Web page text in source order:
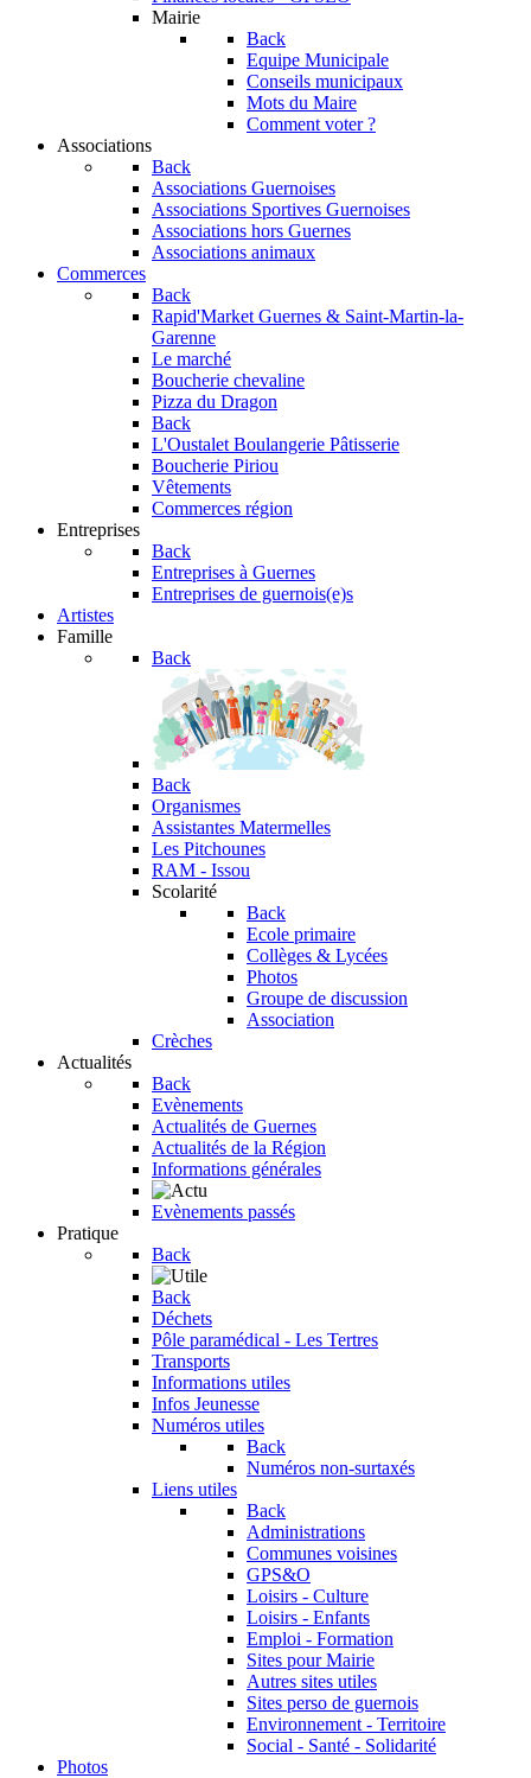
Mairie
Back
Equipe Municipale
Conseils municipaux
Mots du Maire
Comment voter ?
Associations
Back
Associations Guernoises
Associations Sportives Guernoises
Associations hors Guernes
Associations animaux
Commerces
Back
Rapid'Market Guernes & Saint-Martin-la-
Garenne
Le marché
Boucherie chevaline
Pizza du Dragon
Back
L'Oustalet Boulangerie Pâtisserie
Boucherie Piriou
Vêtements
Commerces région
Entreprises
Back
Entreprises à Guernes
Entreprises de guernois(e)s
Artistes
Famille
Back
Back
Organismes
Assistantes Matermelles
Les Pitchounes
RAM - Issou
Scolarité
Back
Ecole primaire
Collèges & Lycées
Photos
Groupe de discussion
Association
Crèches
Actualités
Back
Evènements
Actualités de Guernes
Actualités de la Région
Informations générales
Evènements passés
Pratique
Back
Back
Déchets
Pôle paramédical - Les Tertres
Transports
Informations utiles
Infos Jeunesse
Numéros utiles
Back
Numéros non-surtaxés
Liens utiles
Back
Administrations
Communes voisines
GPS&O
Loisirs - Culture
Loisirs - Enfants
Emploi - Formation
Sites pour Mairie
Autres sites utiles
Sites perso de guernois
Environnement - Territoire
Social - Santé - Solidarité
Photos